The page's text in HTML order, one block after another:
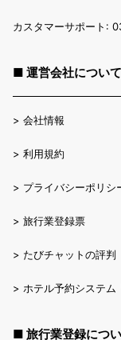
カスタマーサポート:
■ 運営会社について
> 会社情報
> 利用規約
> プライバシーポリシ
> 旅行業登録票
> たびチャットの評判
> ホテル予約システム
■ 旅行業登録につ